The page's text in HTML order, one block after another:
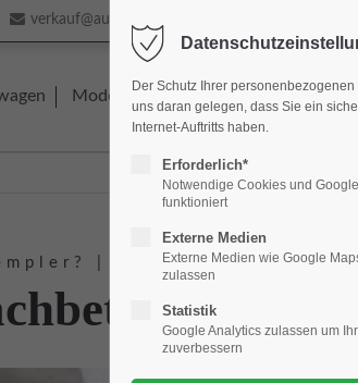
Support
Lorem ipsum dolor sit amet:
24h/ 365days
We offer support for our customers
Mon - Fri 8:00am - 5:00pm
verkauf@autohaus-kramm.de
Modelle Gewerbekunden
| Kramm hilft Ihnen!
Der Schutz Ihrer
uns daran gelegen, dass Sie ein
Internet-Auftritts haben.
Erforderlich*
Notwendige Cookies und
funktioniert
Externe Medien
Externe Medien wie Google
zulassen
Statistik
Google Analytics zulassen um
zuverbessern